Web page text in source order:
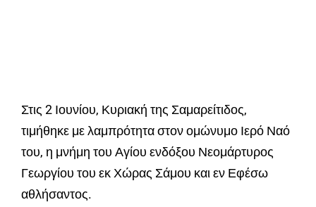
Στις 2 Ιουνίου, Κυριακή της Σαμαρείτιδος,
τιμήθηκε με λαμπρότητα στον ομώνυμο Ιερό Ναό
του, η μνήμη του Αγίου ενδόξου Νεομάρτυρος
Γεωργίου του εκ Χώρας Σάμου και εν Εφέσω
αθλήσαντος.